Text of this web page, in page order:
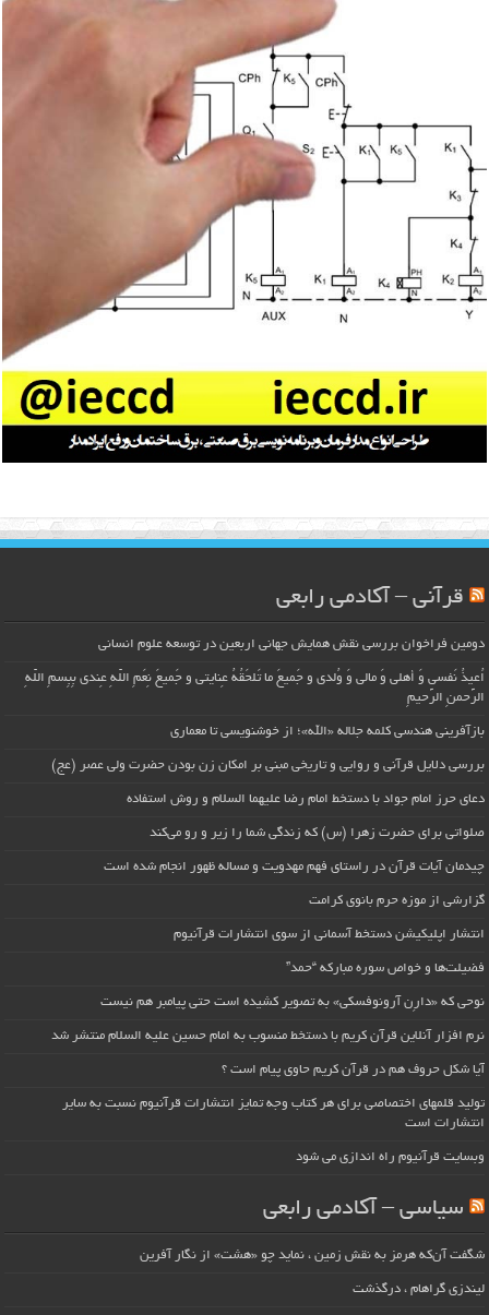
قرآنی – آکادمی رابعی
دومین فراخوان بررسی نقش همایش جهانی اربعین در توسعه علوم انسانی
اُعیذُ نَفسی وَ أهلی وَ مالی وَ وُلدی و جَمیعَ ما تَلحَقُهُ عِنایتی و جَمیعَ نِعَمِ اللّهِ عِندی بِبِسمِ اللّهِ
الرَّحمنِ الرَّحیمِ
بازآفرینی هندسی کلمه جلاله «الله»؛ از خوشنویسی تا معماری
بررسی دلایل قرآنی و روایی و تاریخی مبنی بر امکان زن بودن حضرت ولی عصر (عج)
دعای حرز امام جواد با دستخط امام رضا علیهما السلام و روش استفاده
صلواتی برای حضرت زهرا (س) که زندگی شما را زیر و رو می‌کند
چیدمان آیات قرآن در راستای فهم مهدویت و مساله ظهور انجام شده است
گزارشی از موزه حرم بانوی کرامت
انتشار اپلیکیشن دستخط آسمانی از سوی انتشارات قرآنیوم
فضیلت‌ها و خواص سوره مبارکه “حمد”
نوحی که «دارِن آرونوفسکی» به تصویر کشیده است حتی پیامبر هم نیست
نرم افزار آنلاین قرآن کریم با دستخط منسوب به امام حسین علیه السلام منتشر شد
آیا شکل حروف هم در قرآن کریم حاوی پیام است ؟
تولید قلمهای اختصاصی برای هر کتاب وجه تمایز انتشارات قرآنیوم نسبت به سایر
انتشارات است
وبسایت قرآنیوم راه اندازی می شود
سیاسی – آکادمی رابعی
شگفت آن‌که هرمز به نقش زمین ، نماید چو «هشت» از نگار آفرین
لیندزی گراهام ، درگذشت